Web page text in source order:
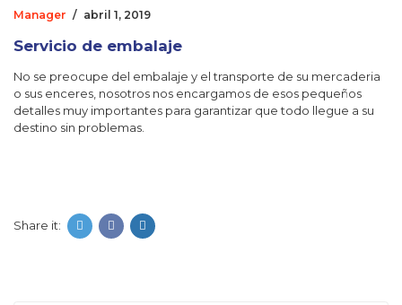
Manager / abril 1, 2019
Servicio de embalaje
No se preocupe del embalaje y el transporte de su mercaderia
o sus enceres, nosotros nos encargamos de esos pequeños
detalles muy importantes para garantizar que todo llegue a su
destino sin problemas.
Share it: